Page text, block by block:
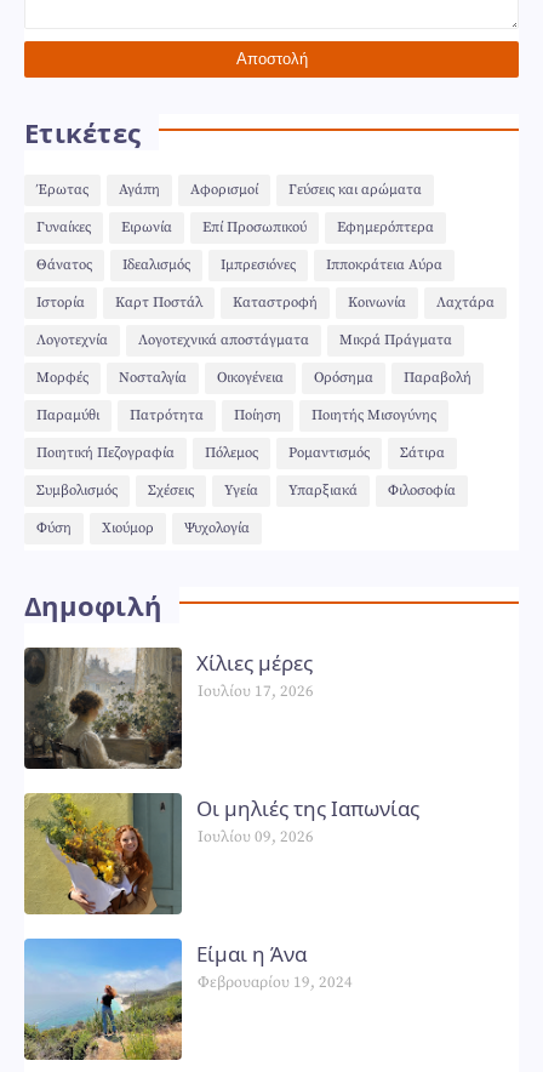
Ετικέτες
Έρωτας Αγάπη Αφορισμοί Γεύσεις και αρώματα
Γυναίκες Ειρωνία Επί Προσωπικού Εφημερόπτερα
Θάνατος Ιδεαλισμός Ιμπρεσιόνες Ιπποκράτεια Αύρα
Ιστορία Καρτ Ποστάλ Καταστροφή Κοινωνία Λαχτάρα
Λογοτεχνία Λογοτεχνικά αποστάγματα Μικρά Πράγματα
Μορφές Νοσταλγία Οικογένεια Ορόσημα Παραβολή
Παραμύθι Πατρότητα Ποίηση Ποιητής Μισογύνης
Ποιητική Πεζογραφία Πόλεμος Ρομαντισμός Σάτιρα
Συμβολισμός Σχέσεις Υγεία Υπαρξιακά Φιλοσοφία
Φύση Χιούμορ Ψυχολογία
Δημοφιλή
Χίλιες μέρες
Ιουλίου 17, 2026
Οι μηλιές της Ιαπωνίας
Ιουλίου 09, 2026
Είμαι η Άνα
Φεβρουαρίου 19, 2024